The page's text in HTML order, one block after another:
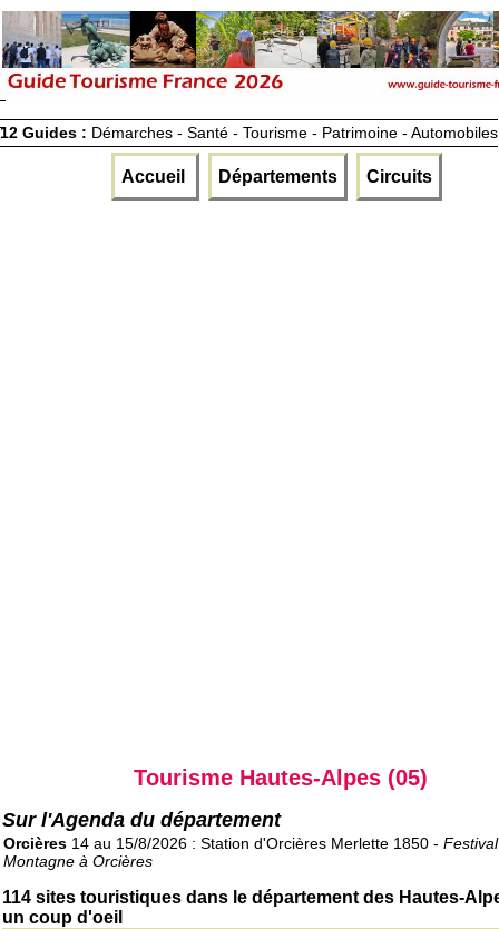
12 Guides : Démarches - Santé - Tourisme - Patrimoine - Automobiles
Accueil Départements Circuits
Tourisme Hautes-Alpes (05)
Sur l'Agenda du département
Orcières 14 au 15/8/2026 : Station d'Orcières Merlette 1850 -
Montagne à Orcières
114 sites touristiques dans le département des Hautes-
un coup d'oeil